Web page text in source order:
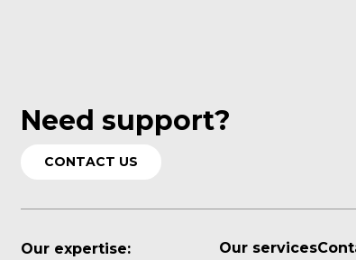
Need support?
CONTACT US
Our expertise:
Our services